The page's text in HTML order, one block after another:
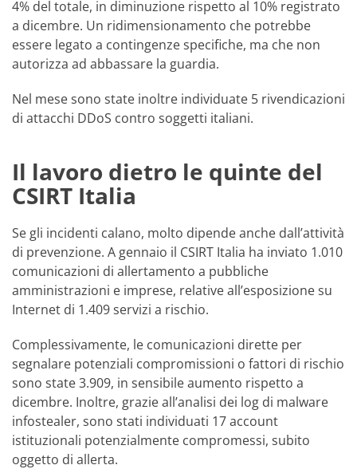
4% del totale, in diminuzione rispetto al 10% registrato
a dicembre. Un ridimensionamento che potrebbe
essere legato a contingenze specifiche, ma che non
autorizza ad abbassare la guardia.
Nel mese sono state inoltre individuate 5 rivendicazioni
di attacchi DDoS contro soggetti italiani.
Il lavoro dietro le quinte del
CSIRT Italia
Se gli incidenti calano, molto dipende anche dall’attività
di prevenzione. A gennaio il CSIRT Italia ha inviato 1.010
comunicazioni di allertamento a pubbliche
amministrazioni e imprese, relative all’esposizione su
Internet di 1.409 servizi a rischio.
Complessivamente, le comunicazioni dirette per
segnalare potenziali compromissioni o fattori di rischio
sono state 3.909, in sensibile aumento rispetto a
dicembre. Inoltre, grazie all’analisi dei log di malware
infostealer, sono stati individuati 17 account
istituzionali potenzialmente compromessi, subito
oggetto di allerta.